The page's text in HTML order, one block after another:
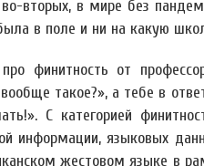
вторых, в мире без
в поле и ни на какую
финитность от
такое?», а тебе в
С категорией
информации, языковых
жестовом языке в